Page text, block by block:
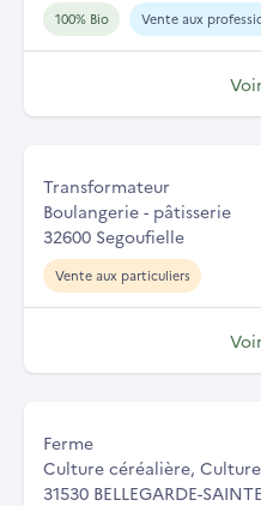
100% Bio Vente aux
Transformateur
Boulangerie - pâtisserie
32600 Segoufielle
Vente aux particuliers
Ferme
Culture céréalière,
31530 BELLEGARDE-